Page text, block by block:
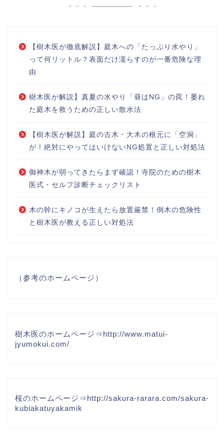
【樹木医が徹底解説】庭木への「たっぷり水やり」
って何リットル？表面だけ濡らすのが一番危険な理
由
樹木医が解説】真夏の水やり「昼はNG」の罠！萎れ
た庭木を救うための正しい散水法
【樹木医が解説】庭の古木・大木の根元に「空洞」
が！絶対にやってはいけないNG処置と正しい対処法
御神木が弱ってきたらまず確認！寺院のための樹木
医式・セルフ診断チェックリスト
木の幹にキノコが生えたら放置厳禁！倒木の危険性
と樹木医が教える正しい対処法
（参考のホームページ）
樹木医のホームページ⇒http://www.matui-
jyumokui.com/
桜のホームページ⇒http://sakura-rarara.com/sakura-
kubiakatuyakamik